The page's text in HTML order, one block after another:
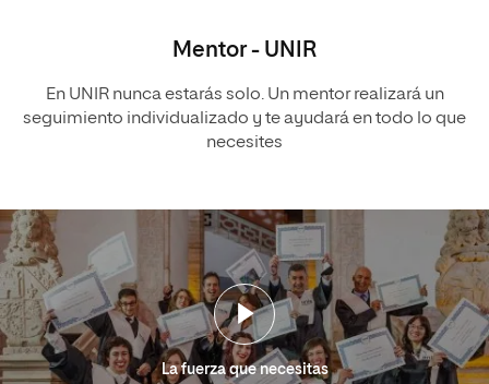
Mentor - UNIR
En UNIR nunca estarás solo. Un mentor realizará un
seguimiento individualizado y te ayudará en todo lo que
necesites
La fuerza que necesitas